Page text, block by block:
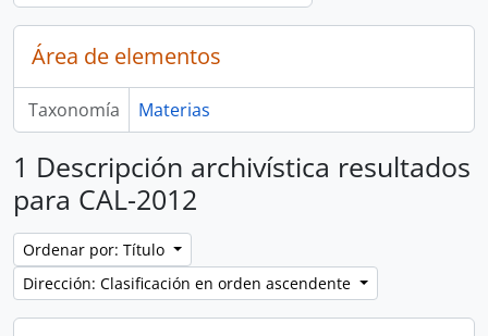
Área de elementos
Taxonomía Materias
1 Descripción archivística resultados
para CAL-2012
Ordenar por: Título
Dirección: Clasificación en orden ascendente